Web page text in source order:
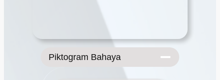
Piktogram Bahaya